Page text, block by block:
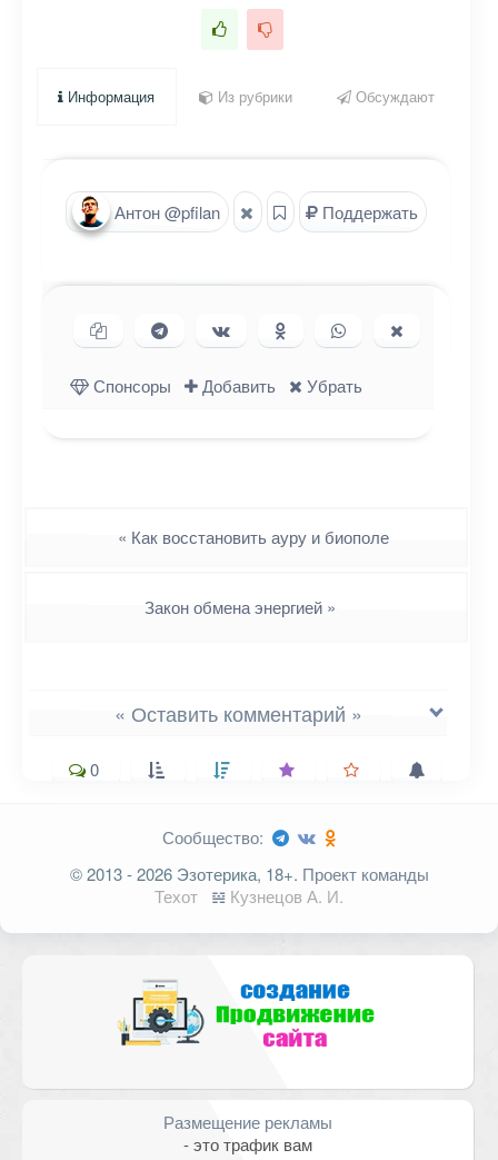
Информация Из рубрики Обсуждают
Антон @pfilan Поддержать
Копировать ссылку
Поделиться в Telegram
Поделиться ВКонтакте
Поделиться в
Одноклассниках
Поделиться в
WhatsApp
в X (Twitter)
Спонсоры
Добавить Убрать
« Как восстановить ауру и биополе
Закон обмена энергией »
« Оставить комментарий »
Ваш адрес email не будет
опубликован.
Обязательные поля
Комментарий
0
Сообщество:
© 2013 - 2026 Эзотерика, 18+. Проект команды
Техот
𝌴 Кузнецов А. И.
Размещение рекламы
- это трафик вам